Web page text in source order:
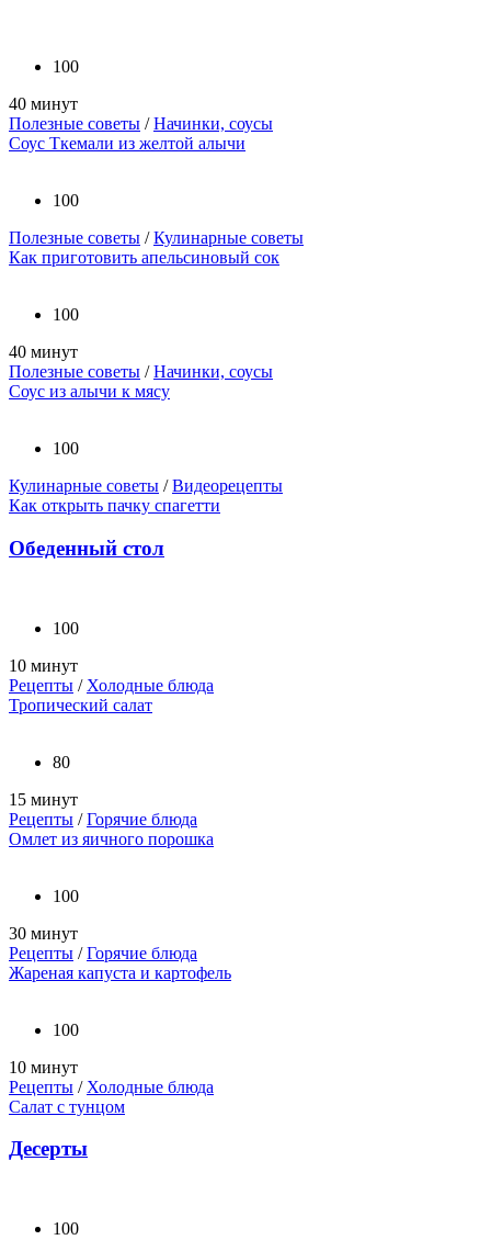
100
40 минут
Полезные советы /Начинки, соусы
Соус Ткемали из желтой алычи
100
Полезные советы /Кулинарные советы
Как приготовить апельсиновый сок
100
40 минут
Полезные советы /Начинки, соусы
Соус из алычи к мясу
100
Кулинарные советы /Видеорецепты
Как открыть пачку спагетти
Обеденный стол
100
10 минут
Рецепты / Холодные блюда
Тропический салат
80
15 минут
Рецепты /Горячие блюда
Омлет из яичного порошка
100
30 минут
Рецепты /Горячие блюда
Жареная капуста и картофель
100
10 минут
Рецепты / Холодные блюда
Салат с тунцом
Десерты
100